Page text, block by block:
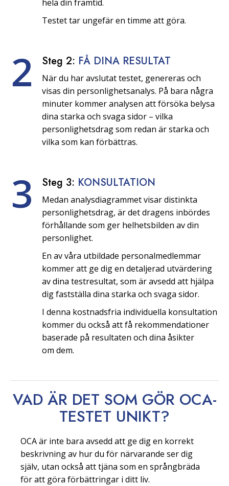
hela din framtid.
Testet tar ungefär en timme att göra.
2 Steg 2: FÅ DINA RESULTAT
När du har avslutat testet, genereras och
visas din personlighetsanalys. På bara några
minuter kommer analysen att försöka belysa
dina starka och svaga sidor – vilka
personlighetsdrag som redan är starka och
vilka som kan förbättras.
3 Steg 3: KONSULTATION
Medan analysdiagrammet visar distinkta
personlighetsdrag, är det dragens inbördes
förhållande som ger helhetsbilden av din
personlighet.
En av våra utbildade personalmedlemmar
kommer att ge dig en detaljerad utvärdering
av dina testresultat, som är avsedd att hjälpa
dig fastställa dina starka och svaga sidor.
I denna kostnadsfria individuella konsultation
kommer du också att få rekommendationer
baserade på resultaten och dina åsikter
om dem.
VAD ÄR DET SOM GÖR OCA-
TESTET UNIKT?
OCA är inte bara avsedd att ge dig en korrekt
beskrivning av hur du för närvarande ser dig
själv, utan också att tjäna som en språngbräda
för att göra förbättringar i ditt liv.